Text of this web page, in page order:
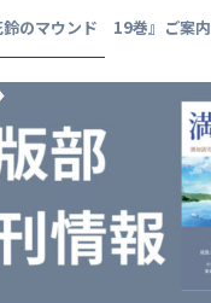
鈴のマウンド 19巻』ご案内